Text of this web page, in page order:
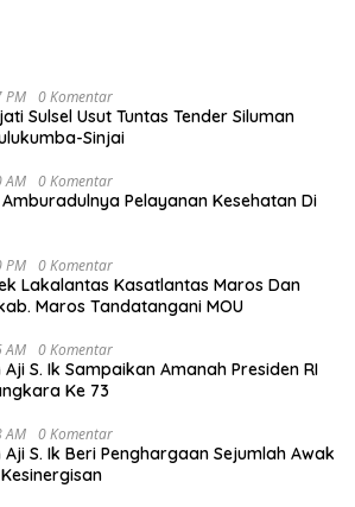
PM 0 Komentar
Sulsel Usut Tuntas Tender Siluman
Sinjai
AM 0 Komentar
Amburadulnya Pelayanan Kesehatan Di
PM 0 Komentar
Lakalantas Kasatlantas Maros Dan
Maros Tandatangani MOU
AM 0 Komentar
Aji S. Ik Sampaikan Amanah Presiden RI
Ke 73
AM 0 Komentar
Aji S. Ik Beri Penghargaan Sejumlah Awak